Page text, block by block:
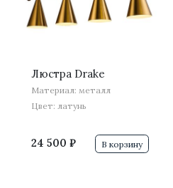
Люстра Drake
Материал: металл
Цвет: латунь
24 500 ₽ В корзину